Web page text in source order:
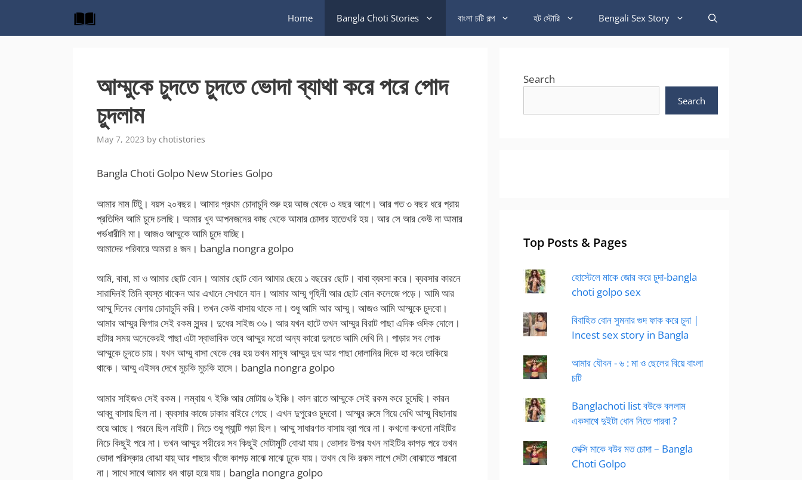
content
Home Bangla Choti Stories বাংলা চটি গল্প হট স্টোরি Bengali Sex Story
আম্মুকে চুদতে চুদতে ভোদা ব্যাথা করে পরে পোদ
চুদলাম
May 7, 2023 by chotistories
Bangla Choti Golpo New Stories Golpo
আমার নাম টিটু। বয়স ২০বছর। আমার প্রথম চোদাচুদি শুরু হয় আজ থেকে ৩ বছর আগে। আর গত ৩ বছর ধরে প্রায়
প্রতিদিন আমি চুদে চলছি। আমার খুব আপনজনের কাছ থেকে আমার চোদার হাতেখরি হয়। আর সে আর কেউ না আমার
গর্ভধারীনি মা। আজও আম্মুকে আমি চুদে যাচ্ছি।
আমাদের পরিবারে আমরা ৪ জন। bangla nongra golpo
আমি, বাবা, মা ও আমার ছোট বোন। আমার ছোট বোন আমার ছেয়ে ১ বছরের ছোট। বাবা ব্যবসা করে। ব্যবসার কারনে
সারাদিনই তিনি ব্যস্ত থাকেন আর এখানে সেখানে যান। আমার আম্মু গৃহিনী আর ছোট বোন কলেজে পড়ে। আমি আর
আম্মু দিনের বেলায় চোদাচুদি করি। তখন কেউ বাসায় থাকে না। শুধু আমি আর আম্মু। আজও আমি আম্মুকে চুদবো।
আমার আম্মুর ফিগার সেই রকম সুন্দর। দুধের সাইজ ৩৬। আর যখন হাটে তখন আম্মুর বিরাট পাছা এদিক ওদিক দোলে।
হাটার সময় অনেকেরই পাছা এটা স্বাভাবিক তবে আম্মুর মতো অন্য কারো দুলতে আমি দেখি নি। পাড়ার সব লোক
আম্মুকে চুদতে চায়। যখন আম্মু বাসা থেকে বের হয় তখন মানুষ আম্মুর দুধ আর পাছা দোলানির দিকে হা করে তাকিয়ে
থাকে। আম্মু এইসব দেখে মুচকি মুচকি হাসে। bangla nongra golpo
আমার সাইজও সেই রকম। লম্বায় ৭ ইঞ্চি আর মোটায় ৬ ইঞ্চি। কাল রাতে আম্মুকে সেই রকম করে চুদেছি। কারন
আব্বু বাসায় ছিল না। ব্যবসার কাজে ঢাকার বাইরে গেছে। এখন দুপুরেও চুদবো। আম্মুর রুমে গিয়ে দেখি আম্মু বিছানায়
শুয়ে আছে। পরনে ছিল নাইটি। নিচে শুধু প্যান্টি পড়া ছিল। আম্মু সাধারণত বাসায় ব্রা পরে না। কখনো কখনো নাইটির
নিচে কিছুই পরে না। তখন আম্মুর শরীরের সব কিছুই মোটামুটি বোঝা যায়। ভোদার উপর যখন নাইটির কাপড় পরে তখন
ভোদা পরিস্কার বোঝা যায়্ আর পাছার খাঁজে কাপড় মাঝে মাঝে ঢুকে যায়। তখন যে কি রকম লাগে সেটা বোঝাতে পারবো
না। সাথে সাথে আমার ধন খাড়া হয়ে যায়। bangla nongra golpo
Search
Search
Top Posts & Pages
হোস্টেলে মাকে জোর করে চুদা-bangla
choti golpo sex
বিবাহিত বোন সুমনার গুদ ফাক করে চুদা |
Incest sex story in Bangla
আমার যৌবন - ৬ : মা ও ছেলের বিয়ে বাংলা
চটি
Banglachoti list বউকে বললাম
একসাথে দুইটা ধোন নিতে পারবা ?
সেক্সি মাকে বউর মত চোদা – Bangla
Choti Golpo